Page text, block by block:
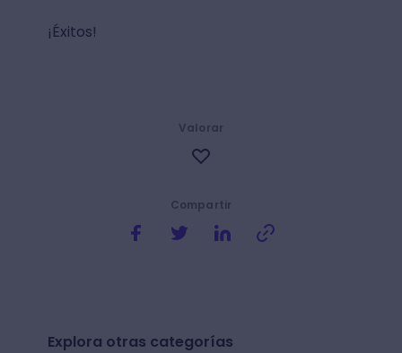
¡Éxitos!
Compartir
Valorar
Explora otras categorías